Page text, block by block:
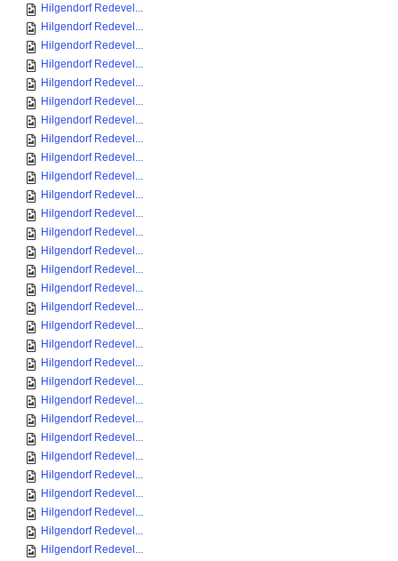
Hilgendorf Redevel...
Hilgendorf Redevel...
Hilgendorf Redevel...
Hilgendorf Redevel...
Hilgendorf Redevel...
Hilgendorf Redevel...
Hilgendorf Redevel...
Hilgendorf Redevel...
Hilgendorf Redevel...
Hilgendorf Redevel...
Hilgendorf Redevel...
Hilgendorf Redevel...
Hilgendorf Redevel...
Hilgendorf Redevel...
Hilgendorf Redevel...
Hilgendorf Redevel...
Hilgendorf Redevel...
Hilgendorf Redevel...
Hilgendorf Redevel...
Hilgendorf Redevel...
Hilgendorf Redevel...
Hilgendorf Redevel...
Hilgendorf Redevel...
Hilgendorf Redevel...
Hilgendorf Redevel...
Hilgendorf Redevel...
Hilgendorf Redevel...
Hilgendorf Redevel...
Hilgendorf Redevel...
Hilgendorf Redevel...